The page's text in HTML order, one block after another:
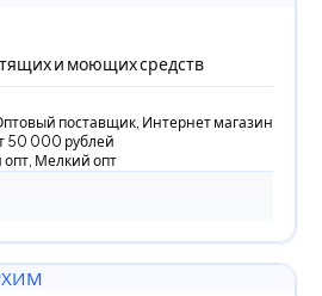
и моющих средств
поставщик, Интернет магазин
50 000 рублей
Мелкий опт